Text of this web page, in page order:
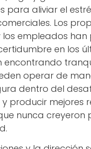
para aliviar el
Los
los empleados
en los
encontrando
operar de
dentro del
producir mejores
nunca creyeron